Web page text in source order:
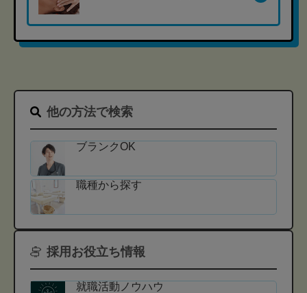
他の方法で検索
ブランクOK
職種から探す
採用お役立ち情報
就職活動ノウハウ